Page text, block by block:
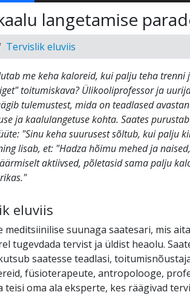
langetamise
Tervislik eluviis
me keha kaloreid, kui palju teha trenni
toitumiskava? Ülikooliprofessor ja
tulemustest, mida on teadlased
ja kaalulangetuse kohta. Saates
"Sinu keha suurusest sõltub, kui palju
lisab, et: "Hadza hõimu mehed ja
aktiivsed, põletasid sama palju
eluviis
meditsiinilise suunaga saatesari, mis
tugevdada tervist ja üldist heaolu.
saatesse teadlasi,
füsioterapeute, antropolooge,
teisi oma ala eksperte, kes räägivad